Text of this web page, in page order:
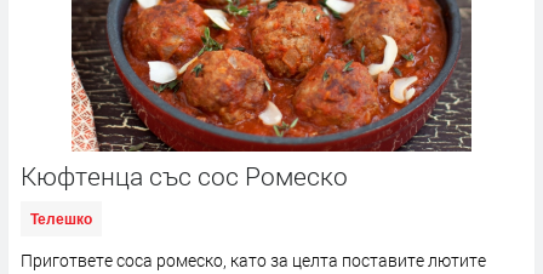
Кюфтенца със сос Ромеско
Телешко
Пригответе соса ромеско, като за целта поставите лютите